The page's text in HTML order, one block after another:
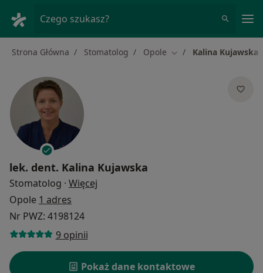
Czego szukasz?
Strona Główna Stomatolog Opole Zmień miasto
Kalina Kujawska
lek. dent. Kalina Kujawska
Stomatolog · Więcej
Opole 1 adres
Nr PWZ: 4198124
9 opinii
Pokaż dane kontaktowe